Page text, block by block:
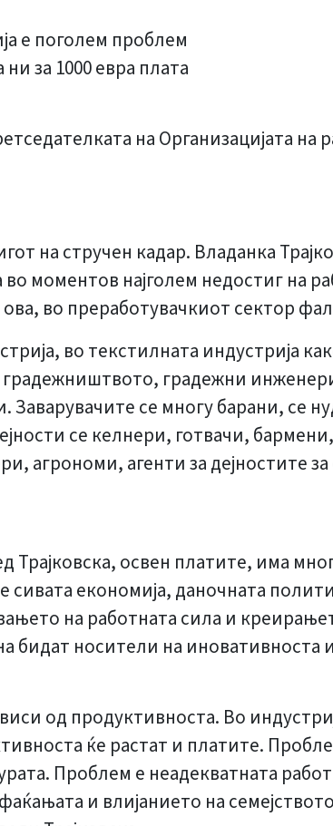
е поголем проблем
за 1000 евра плата
на Организацијата на
на стручен кадар. Владанка
моментов најголем недостиг на
ова, во преработувачкиот сектор
во текстилната индустрија
градежни
се многу барани, се
се келнери, готвачи,
агрономи, агенти за дејностите
освен платите, има
сивата економија, даночната
на работната сила и
бидат носители на
од продуктивноста. Во
ќе растат и платите.
Проблем е неадекватната
и влијанието на